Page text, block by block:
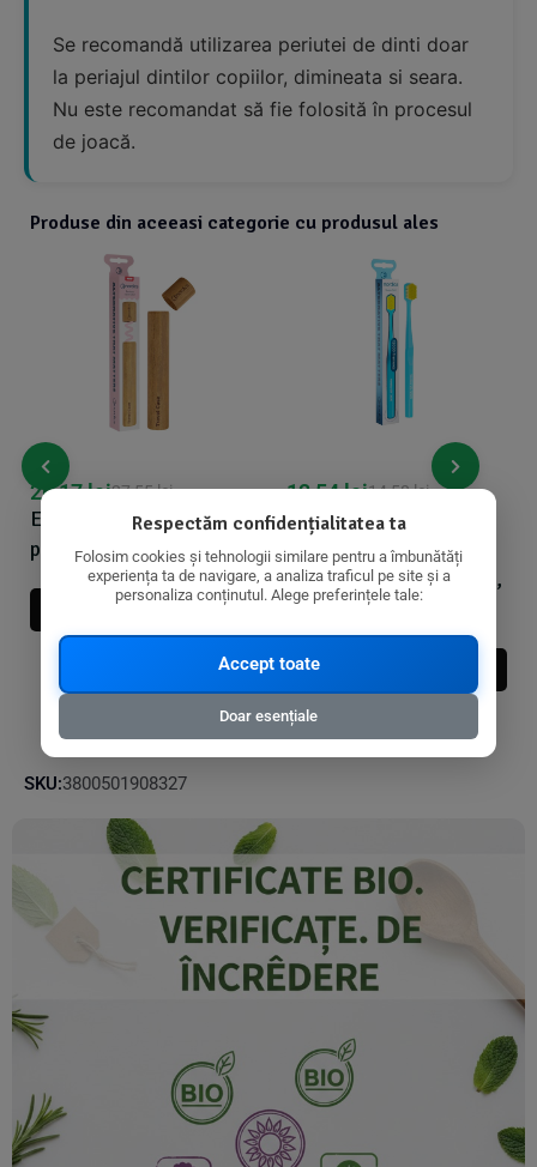
Se recomandă utilizarea periutei de dinti doar
la periajul dintilor copiilor, dimineata si seara.
Nu este recomandat să fie folosită în procesul
de joacă.
Produse din aceeasi categorie cu produsul ales
Etui din bambus pentru
periuta de dinti Nordics
27,55lei
26,17lei
Adauga In Cos
Periuta de dinti adulti
PREMIUM, 12000
filamente, super moale,
albastru, Nordics
14,58lei
13,54lei
SKU:3800501908327
Respectăm confidențialitatea ta
Folosim cookies și tehnologii similare pentru a îmbunătăți
experiența ta de navigare, a analiza traficul pe site și a
personaliza conținutul. Alege preferințele tale:
Accept toate
Doar esențiale